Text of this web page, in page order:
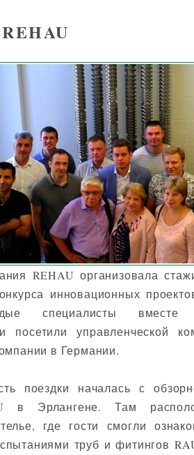
REHAU организовала
инновационных
специалисты
посетили управленческой
в Германии.
поездки началась с
в Эрлангене. Там
где гости смогли
труб и фитингов